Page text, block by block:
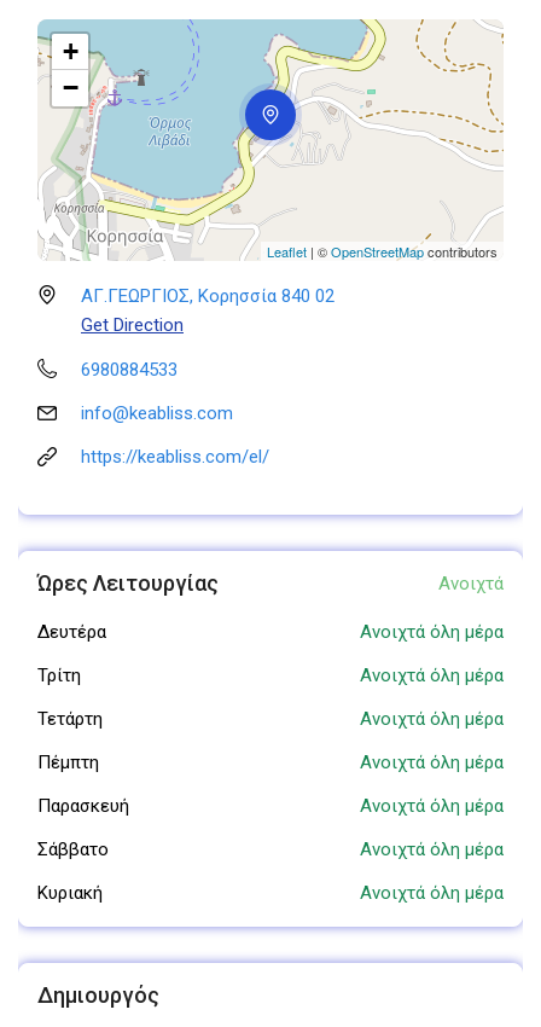
+
−
Leaflet | ©OpenStreetMapcontributors
ΑΓ.ΓΕΩΡΓΙΟΣ, Κορησσία 840 02
Get Direction
6980884533
info@keabliss.com
https://keabliss.com/el/
Ώρες Λειτουργίας Ανοιχτά
Δευτέρα
Ανοιχτά όλη μέρα
Τρίτη
Ανοιχτά όλη μέρα
Τετάρτη
Ανοιχτά όλη μέρα
Πέμπτη
Ανοιχτά όλη μέρα
Παρασκευή
Ανοιχτά όλη μέρα
Σάββατο
Ανοιχτά όλη μέρα
Κυριακή
Ανοιχτά όλη μέρα
Δημιουργός